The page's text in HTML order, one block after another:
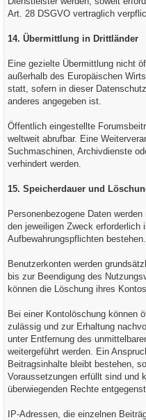
Art. 28 DSGVO vertraglich
14. Übermittlung in Drittländer
Eine gezielte Übermittlung nicht
außerhalb des Europäischen
statt, sofern in dieser
anderes angegeben ist.
Öffentlich eingestellte
weltweit abrufbar. Eine
Suchmaschinen, Archivdienste
verhindert werden.
15. Speicherdauer und
Personenbezogene Daten
den jeweiligen Zweck erforderlich
Aufbewahrungspflichten bestehen.
Benutzerkonten werden
bis zur Beendigung des
können die Löschung ihres
Bei einer Kontolöschung können
zulässig und zur Erhaltung
unter Entfernung des
weitergeführt werden. Ein
Beitragsinhalte bleibt bestehen,
Voraussetzungen erfüllt sind und
überwiegenden Rechte
IP-Adressen, die einzelnen